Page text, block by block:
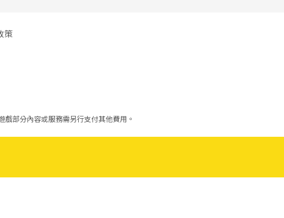
策
部分內容或服務需另行支付其他費用。